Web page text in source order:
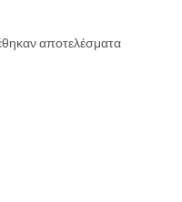
αποτελέσματα